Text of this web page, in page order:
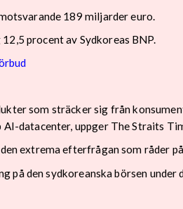
189 miljarder euro.
procent av Sydkoreas BNP.
som sträcker sig från
datacenter, uppger The Straits
extrema efterfrågan som råder
den sydkoreanska börsen under